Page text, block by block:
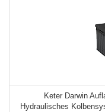
Keter Darwin
Hydraulisches